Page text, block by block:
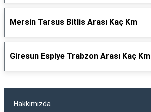
Mersin Tarsus Bitlis Arası Kaç Km
Giresun Espiye Trabzon Arası Kaç Km
Hakkımızda